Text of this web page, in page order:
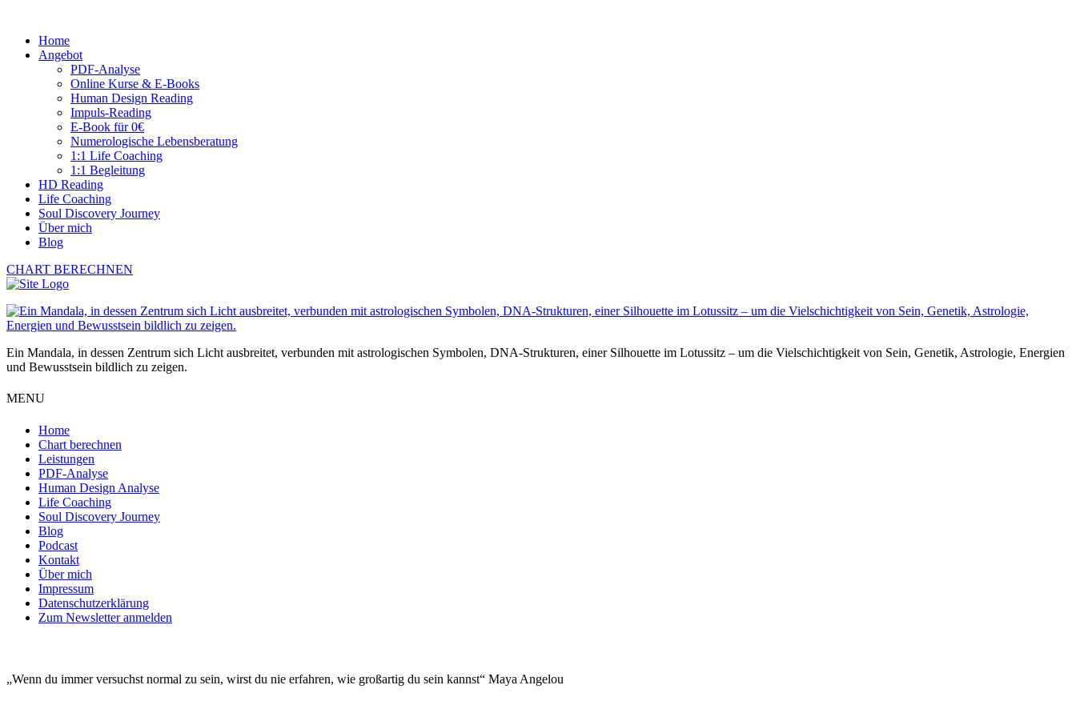
Home
Angebot
PDF-Analyse
Online Kurse & E-Books
Human Design Reading
Impuls-Reading
E-Book für 0€
Numerologische Lebensberatung
1:1 Life Coaching
1:1 Begleitung
HD Reading
Life Coaching
Soul Discovery Journey
Über mich
Blog
CHART BERECHNEN
Ein Mandala, in dessen Zentrum sich Licht ausbreitet, verbunden mit astrologischen Symbolen, DNA-Strukturen, einer Silhouette im Lotussitz – um die Vielschichtigkeit von Sein, Genetik, Astrologie, Energien
und Bewusstsein bildlich zu zeigen.
MENU
Home
Chart berechnen
Leistungen
PDF-Analyse
Human Design Analyse
Life Coaching
Soul Discovery Journey
Blog
Podcast
Kontakt
Über mich
Impressum
Datenschutzerklärung
Zum Newsletter anmelden
„Wenn du immer versuchst normal zu sein, wirst du nie erfahren, wie großartig du sein kannst“ Maya Angelou